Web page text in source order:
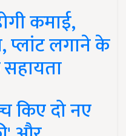
कमाई,
प्लांट लगाने के
किए दो नए